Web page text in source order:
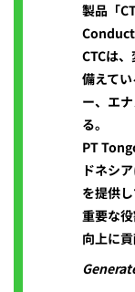
製品「
CTCは
備えて
ー、エ
る。
PT
ドネシ
を提供
重要な
向上に貢